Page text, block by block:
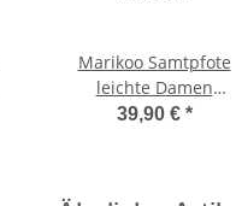
Marikoo Samtpfote
leichte Damen
Steppjacke B600
39,90 € *